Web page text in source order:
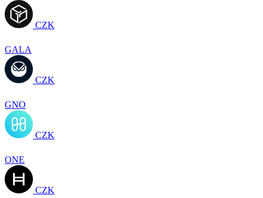
CZK
GALA
CZK
GNO
CZK
ONE
CZK